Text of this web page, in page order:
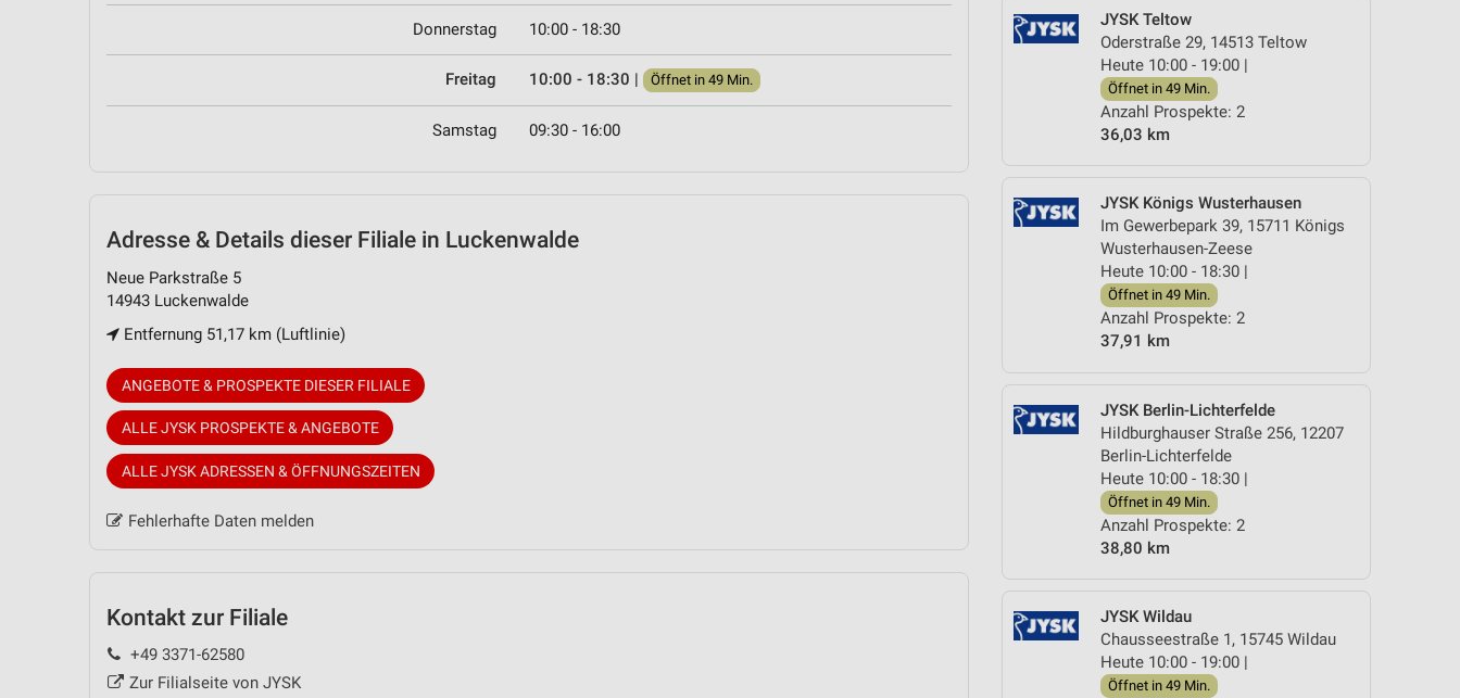
JYSK Teltow
Oderstraße 29, 14513 Teltow
Heute 10:00 - 19:00 |
Öffnet in 49 Min.
Anzahl Prospekte: 2
36,03 km
JYSK Königs Wusterhausen
Im Gewerbepark 39, 15711 Königs
Wusterhausen-Zeese
Heute 10:00 - 18:30 |
Öffnet in 49 Min.
Anzahl Prospekte: 2
37,91 km
JYSK Berlin-Lichterfelde
Hildburghauser Straße 256, 12207
Berlin-Lichterfelde
Heute 10:00 - 18:30 |
Öffnet in 49 Min.
Anzahl Prospekte: 2
38,80 km
JYSK Wildau
Chausseestraße 1, 15745 Wildau
Heute 10:00 - 19:00 |
Öffnet in 49 Min.
Donnerstag 10:00 - 18:30
Freitag 10:00 - 18:30 | Öffnet in 49 Min.
Samstag 09:30 - 16:00
Adresse & Details dieser Filiale in Luckenwalde
Neue Parkstraße 5
14943 Luckenwalde
Entfernung 51,17 km (Luftlinie)
ANGEBOTE & PROSPEKTE DIESER FILIALE
ALLE JYSK PROSPEKTE & ANGEBOTE
ALLE JYSK ADRESSEN & ÖFFNUNGSZEITEN
Fehlerhafte Daten melden
Kontakt zur Filiale
+49 3371-62580
Zur Filialseite von JYSK